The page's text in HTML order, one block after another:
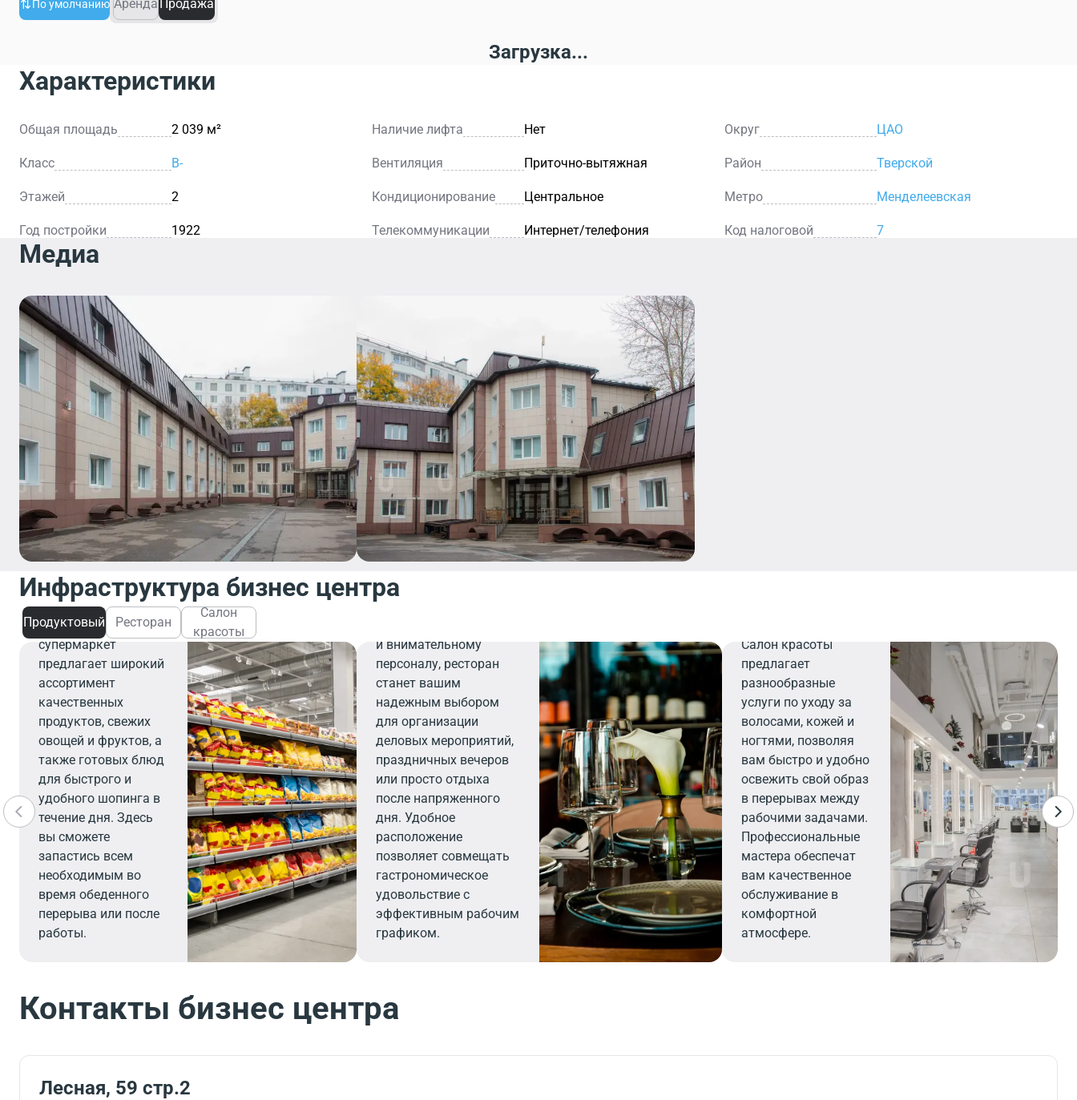
По умолчанию Аренда Продажа
Загрузка...
Характеристики
Общая площадь 2 039 м² Наличие лифта Нет Округ ЦАО
Класс B- Вентиляция Приточно-вытяжная Район Тверской
Этажей 2 Кондиционирование Центральное Метро Менделеевская
Год постройки 1922 Телекоммуникации Интернет/телефония Код налоговой 7
Медиа
Инфраструктура бизнес центра
Продуктовый Ресторан
Салон
красоты
Продуктовый
Современный
супермаркет
предлагает широкий
ассортимент
качественных
продуктов, свежих
овощей и фруктов, а
также готовых блюд
для быстрого и
удобного шопинга в
течение дня. Здесь
вы сможете
запастись всем
необходимым во
время обеденного
перерыва или после
работы.
Ресторан
Благодаря
и внимательному
персоналу, ресторан
станет вашим
надежным выбором
для организации
деловых мероприятий,
праздничных вечеров
или просто отдыха
после напряженного
дня. Удобное
расположение
позволяет совмещать
гастрономическое
удовольствие с
эффективным рабочим
графиком.
Салон красоты
предлагает
разнообразные
услуги по уходу за
волосами, кожей и
ногтями, позволяя
вам быстро и удобно
освежить свой образ
в перерывах между
рабочими задачами.
Профессиональные
мастера обеспечат
вам качественное
обслуживание в
комфортной
атмосфере.
Контакты бизнес центра
Лесная, 59 стр.2